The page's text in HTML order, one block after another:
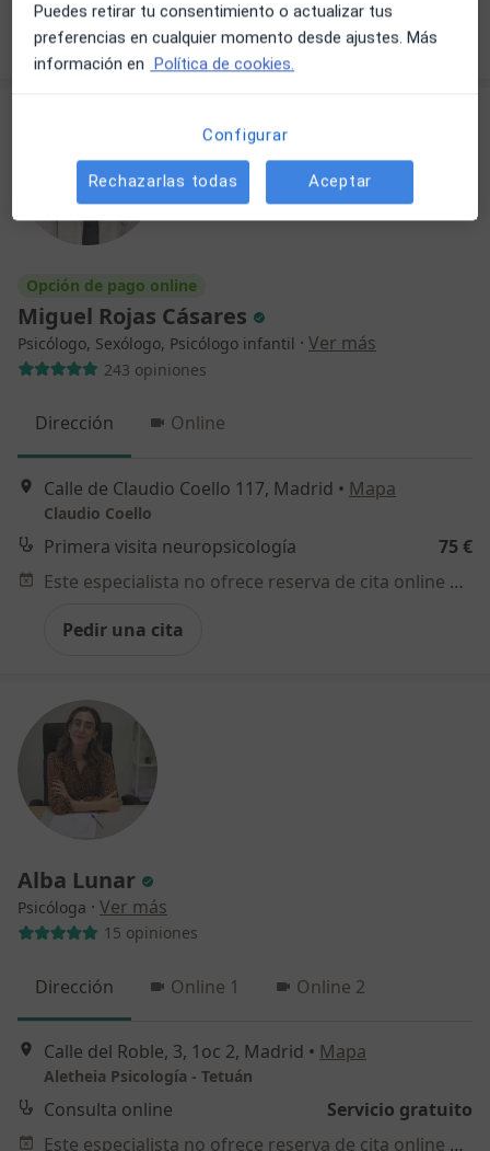
Pedir una cita
Opción de pago online
Miguel Rojas Cásares
Psicólogo, Sexólogo, Psicólogo infantil · Ver más
243 opiniones
Dirección Online
Calle de Claudio Coello 117, Madrid • Mapa
Claudio Coello
Primera visita neuropsicología
75 €
Este especialista no ofrece reserva de cita online en esta dirección.
Pedir una cita
Alba Lunar
Psicóloga · Ver más
15 opiniones
Dirección Online 1 Online 2
Calle del Roble, 3, 1oc 2, Madrid • Mapa
Aletheia Psicología - Tetuán
Consulta online
Servicio gratuito
Este especialista no ofrece reserva de cita online en esta dirección.
Puedes retirar tu consentimiento o actualizar tus
preferencias en cualquier momento desde ajustes. Más
información en Política de cookies.
Configurar
Rechazarlas todas Aceptar